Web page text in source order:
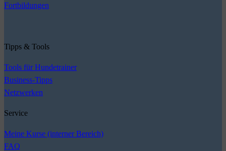
Fortbildungen
Tipps & Tools
Tools für Hundetrainer
Business-Tipps
Netzwerken
Service
Meine Kurse (interner Bereich)
FAQ